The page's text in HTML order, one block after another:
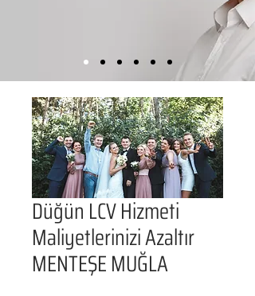
Düğün LCV Hizmeti
Maliyetlerinizi Azaltır
MENTEŞE MUĞLA